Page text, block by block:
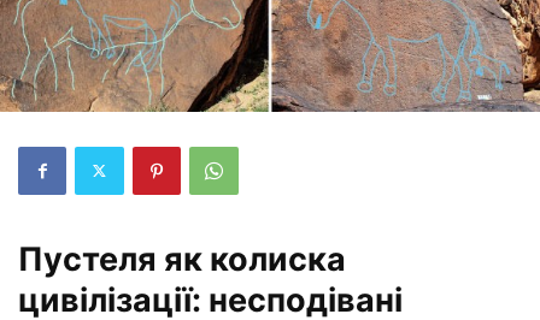
Пустеля як колиска
цивілізації: несподівані